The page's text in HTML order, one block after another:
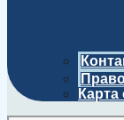
Карта